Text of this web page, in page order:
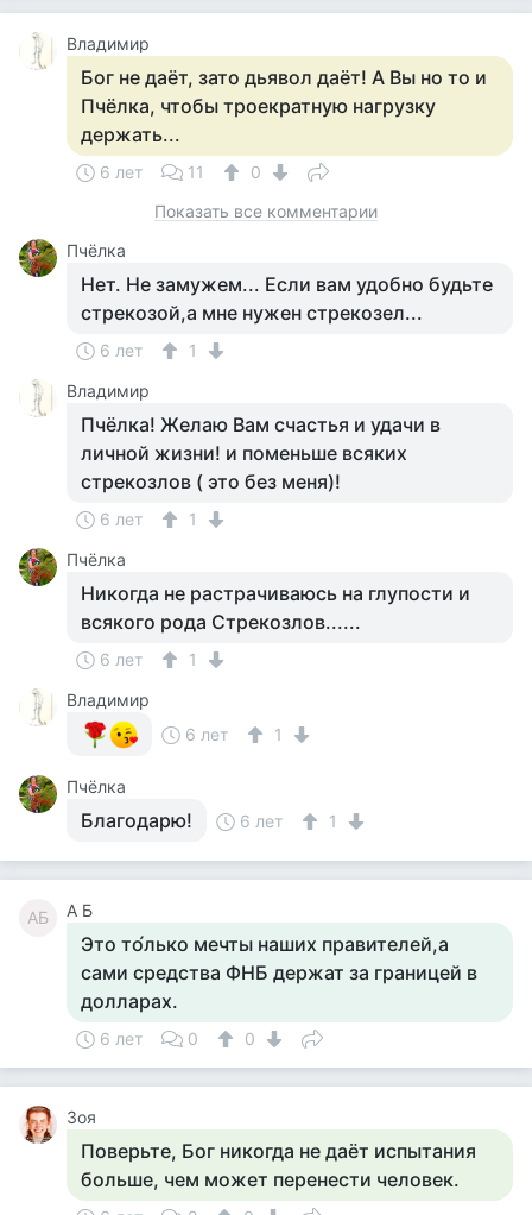
Владимир
Бог не даёт, зато дьявол даёт! А Вы но то и
Пчёлка, чтобы троекратную нагрузку
держать...
6 лет 11
0
Показать все комментарии
Пчёлка
Нет. Не замужем... Если вам удобно будьте
стрекозой,а мне нужен стрекозел...
6 лет
1
Владимир
Пчёлка! Желаю Вам счастья и удачи в
личной жизни! и поменьше всяких
стрекозлов ( это без меня)!
6 лет
1
Пчёлка
Никогда не растрачиваюсь на глупости и
всякого рода Стрекозлов......
6 лет
1
Владимир
6 лет
1
Пчёлка
Благодарю! 6 лет 1
АБ А Б
Это то́лько мечты наших правителей,а
сами средства ФНБ держат за границей в
долларах.
6 лет 0 0
Зоя
Поверьте, Бог никогда не даёт испытания
больше, чем может перенести человек.